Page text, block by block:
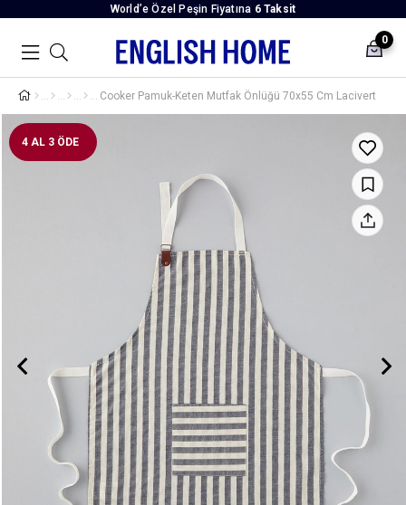
World’e Özel Peşin Fiyatına 6 Taksit
0
Cooker Pamuk-Keten Mutfak Önlüğü 70x55 Cm Lacivert
4 AL 3 ÖDE